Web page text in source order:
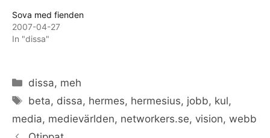
Sova med fienden
2007-04-27
In "dissa"
Categories
dissa, meh
Tags
beta, dissa, hermes, hermesius, jobb, kul,
media, medievärlden, networkers.se, vision, webb